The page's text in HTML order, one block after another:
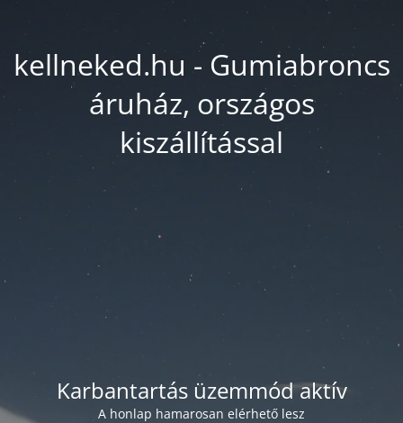
kellneked.hu - Gumiabroncs
áruház, országos
kiszállítással
Karbantartás üzemmód aktív
A honlap hamarosan elérhető lesz